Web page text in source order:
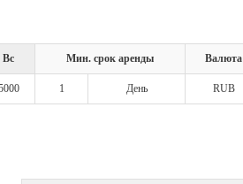
Вс Мин. срок аренды Валюта
1 День RUB